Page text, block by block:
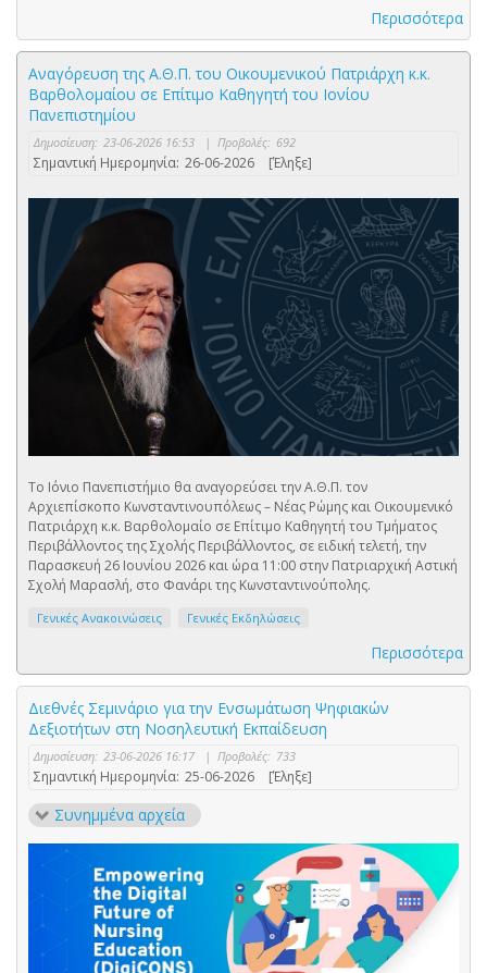
Περισσότερα
Αναγόρευση της Α.Θ.Π. του Οικουμενικού Πατριάρχη κ.κ.
Βαρθολομαίου σε Επίτιμο Καθηγητή του Ιονίου
Πανεπιστημίου
Δημοσίευση: 23-06-2026 16:53 | Προβολές: 692
Σημαντική Ημερομηνία: 26-06-2026 [Έληξε]
Το Ιόνιο Πανεπιστήμιο θα αναγορεύσει την Α.Θ.Π. τον
Αρχιεπίσκοπο Κωνσταντινουπόλεως – Νέας Ρώμης και Οικουμενικό
Πατριάρχη κ.κ. Βαρθολομαίο σε Επίτιμο Καθηγητή του Τμήματος
Περιβάλλοντος της Σχολής Περιβάλλοντος, σε ειδική τελετή, την
Παρασκευή 26 Ιουνίου 2026 και ώρα 11:00 στην Πατριαρχική Αστική
Σχολή Μαρασλή, στο Φανάρι της Κωνσταντινούπολης.
Γενικές Ανακοινώσεις Γενικές Εκδηλώσεις
Περισσότερα
Διεθνές Σεμινάριο για την Ενσωμάτωση Ψηφιακών
Δεξιοτήτων στη Νοσηλευτική Εκπαίδευση
Δημοσίευση: 23-06-2026 16:17 | Προβολές: 733
Σημαντική Ημερομηνία: 25-06-2026 [Έληξε]
Συνημμένα αρχεία